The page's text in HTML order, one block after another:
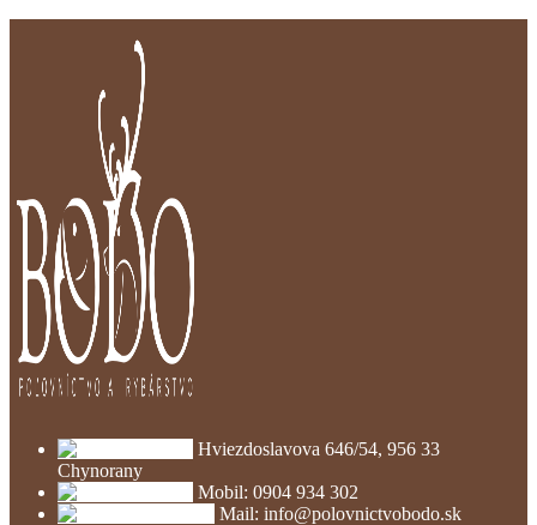
Hviezdoslavova 646/54, 956 33
Chynorany
Mobil: 0904 934 302
Mail: info@polovnictvobodo.sk